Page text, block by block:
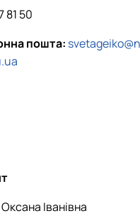
проблеми
комунікаці…
держави і права
81 50
пошта: svetageiko@n
Іванівна